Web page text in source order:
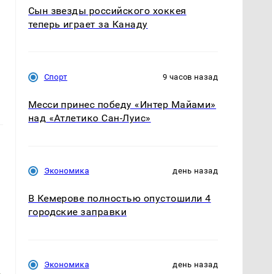
Сын звезды российского хоккея
теперь играет за Канаду
Спорт 9 часов назад
Месси принес победу «Интер Майами»
над «Атлетико Сан-Луис»
Экономика день назад
В Кемерове полностью опустошили 4
городские заправки
Экономика день назад